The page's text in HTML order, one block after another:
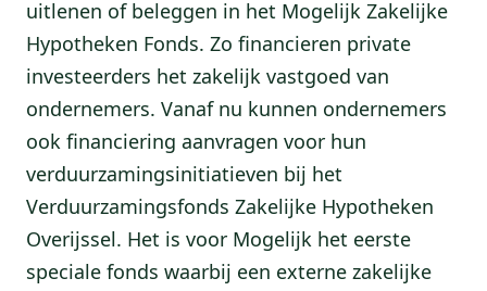
uitlenen of beleggen in het Mogelijk Zakelijke
Hypotheken Fonds. Zo financieren private
investeerders het zakelijk vastgoed van
ondernemers. Vanaf nu kunnen ondernemers
ook financiering aanvragen voor hun
verduurzamingsinitiatieven bij het
Verduurzamingsfonds Zakelijke Hypotheken
Overijssel. Het is voor Mogelijk het eerste
speciale fonds waarbij een externe zakelijke